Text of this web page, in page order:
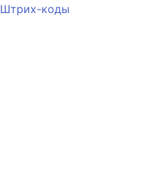
Штрих-коды